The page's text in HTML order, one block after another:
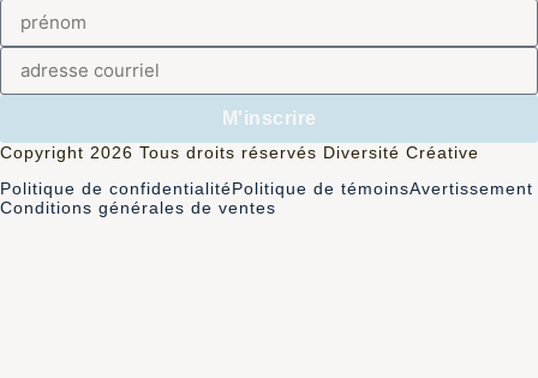
M'inscrire
Copyright 2026 Tous droits réservés Diversité Créative
Politique de confidentialitéPolitique de témoinsAvertissement
Conditions générales de ventes